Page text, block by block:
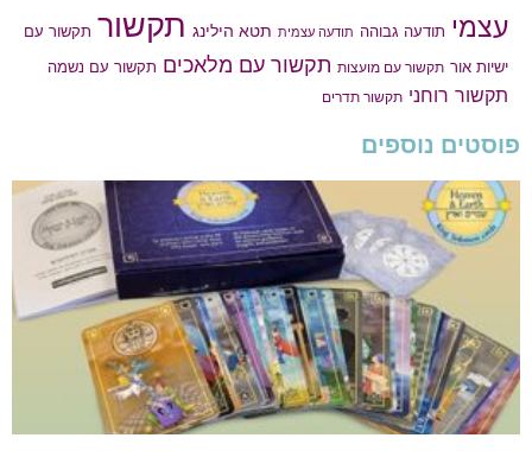
עצמי תודעה גבוהה תודעה עצמית תטא הילינג תקשור תקשור עם
ישיות אור תקשור עם מועצות תקשור עם מלאכים תקשור עם נשמה
תקשור רוחני תקשור תדרים
פוסטים נוספים